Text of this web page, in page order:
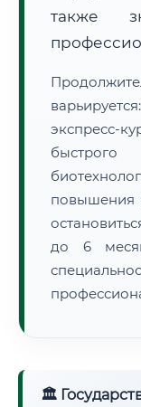
Нажмите
также
экспресс-
повышения
до 6
🏛